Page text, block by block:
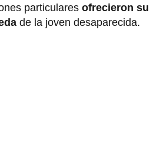
particulares ofrecieron su
de la joven desaparecida.